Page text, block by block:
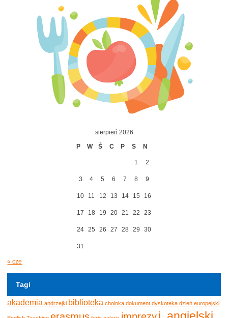
sierpień 2026
P
W Ś C P S N
1 2
3 4 5 6 7 8 9
10 11 12 13 14 15 16
17 18 19 20 21 22 23
24 25 26 27 28 29 30
31
« cze
Tagi
akademia andrzejki biblioteka choinka dokument dyskoteka dzień europejski